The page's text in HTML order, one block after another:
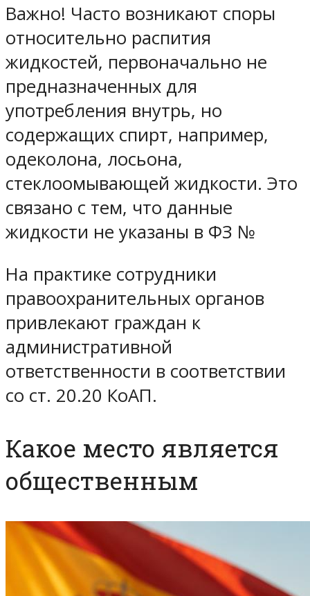
Важно! Часто возникают споры
относительно распития
жидкостей, первоначально не
предназначенных для
употребления внутрь, но
содержащих спирт, например,
одеколона, лосьона,
стеклоомывающей жидкости. Это
связано с тем, что данные
жидкости не указаны в ФЗ №
На практике сотрудники
правоохранительных органов
привлекают граждан к
административной
ответственности в соответствии
со ст. 20.20 КоАП.
Какое место является
общественным